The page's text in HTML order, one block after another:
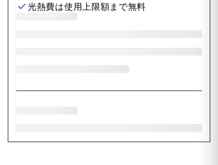
光熱費は使用上限額まで無料